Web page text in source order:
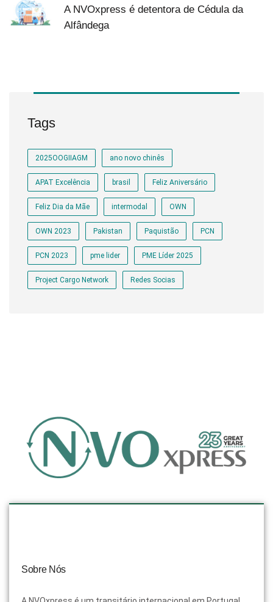
A NVOxpress é detentora de Cédula da
Alfândega
Tags
2025OOGIIAGM ano novo chinês
APAT Excelência brasil Feliz Aniversário
Feliz Dia da Mãe intermodal OWN
OWN 2023 Pakistan Paquistão PCN
PCN 2023 pme lider PME Líder 2025
Project Cargo Network Redes Socias
Sobre Nós